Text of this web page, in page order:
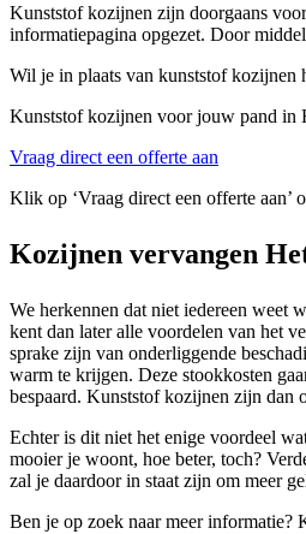
Kunststof kozijnen zijn doorgaans
informatiepagina opgezet. Door
Wil je in plaats van kunststof
Kunststof kozijnen voor jouw pand in
Vraag direct een offerte aan
Klik op ‘Vraag direct een offerte
Kozijnen vervangen
We herkennen dat niet iedereen weet
kent dan later alle voordelen van het
sprake zijn van onderliggende
warm te krijgen. Deze stookkosten
bespaard. Kunststof kozijnen zijn dan
Echter is dit niet het enige voordeel
mooier je woont, hoe beter, toch?
zal je daardoor in staat zijn om meer
Ben je op zoek naar meer informatie?